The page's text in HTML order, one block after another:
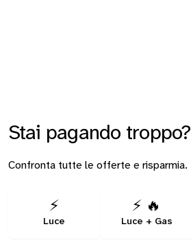
Stai pagando troppo?
Confronta tutte le offerte e risparmia.
⚡
Luce
⚡ 🔥
Luce + Gas